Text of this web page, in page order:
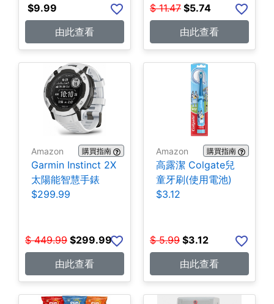
$9.99
由此查看
$ 11.47 $5.74
由此查看
Amazon 購買指南
Garmin Instinct 2X
太陽能智慧手錶
$299.99
$ 449.99 $299.99
由此查看
Amazon 購買指南
高露潔 Colgate兒
童牙刷(使用電池)
$3.12
$ 5.99 $3.12
由此查看